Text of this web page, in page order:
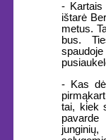
- Kartais
ištarė
metus.
bus.
- Kas
tai, kiek